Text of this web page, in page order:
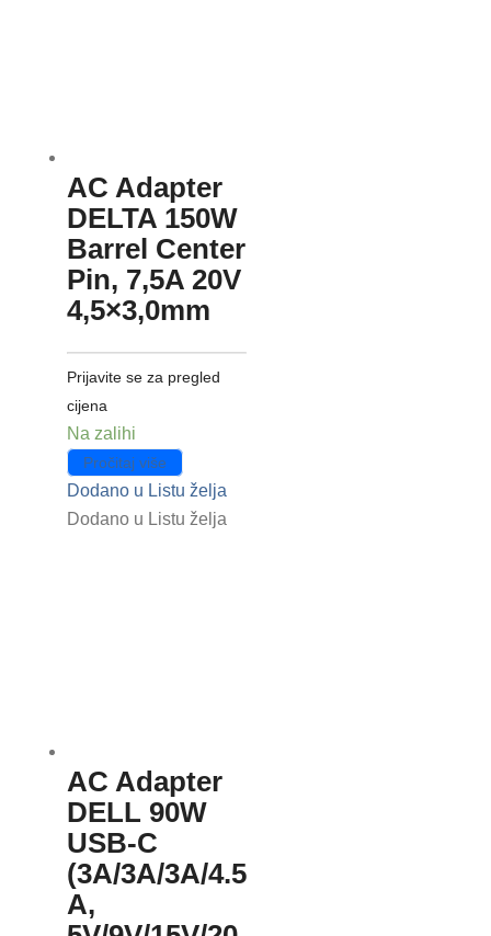
AC Adapter
DELTA 150W
Barrel Center
Pin, 7,5A 20V
4,5×3,0mm
Prijavite se za pregled
cijena
Na zalihi
Pročitaj više
Dodano u Listu želja
Dodano u Listu želja
AC Adapter
DELL 90W
USB-C
(3A/3A/3A/4.5
A,